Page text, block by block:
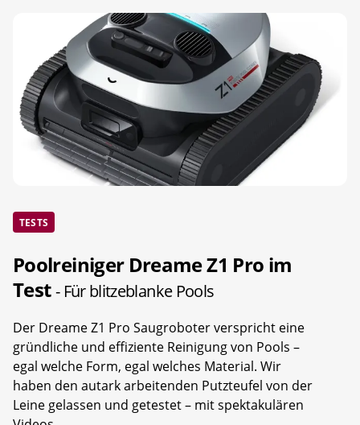
TESTS
Poolreiniger Dreame Z1 Pro im
Test- Für blitzeblanke Pools
Der Dreame Z1 Pro Saugroboter verspricht eine
gründliche und effiziente Reinigung von Pools –
egal welche Form, egal welches Material. Wir
haben den autark arbeitenden Putzteufel von der
Leine gelassen und getestet – mit spektakulären